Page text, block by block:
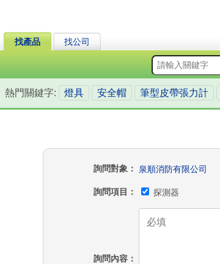
找產品 找公司
熱門關鍵字: 燈具 安全帽 筆型皮帶張力計
詢問對象 泉順消防有限公司
詢問項目 探測器
詢問內容